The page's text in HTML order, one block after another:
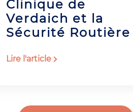
Clinique de
Verdaich et la
Sécurité Routière
Lire l'article